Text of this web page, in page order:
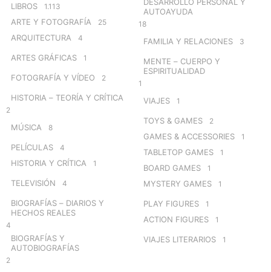
LIBROS 1.113
ARTE Y FOTOGRAFÍA 25
ARQUITECTURA 4
ARTES GRÁFICAS 1
FOTOGRAFÍA Y VÍDEO 2
HISTORIA – TEORÍA Y CRÍTICA
2
MÚSICA 8
PELÍCULAS 4
HISTORIA Y CRÍTICA 1
TELEVISIÓN 4
BIOGRAFÍAS – DIARIOS Y
HECHOS REALES
4
BIOGRAFÍAS Y
AUTOBIOGRAFÍAS
2
DESARROLLO PERSONAL Y
AUTOAYUDA
18
FAMILIA Y RELACIONES 3
MENTE – CUERPO Y
ESPIRITUALIDAD
1
VIAJES 1
TOYS & GAMES 2
GAMES & ACCESSORIES 1
TABLETOP GAMES 1
BOARD GAMES 1
MYSTERY GAMES 1
PLAY FIGURES 1
ACTION FIGURES 1
VIAJES LITERARIOS 1